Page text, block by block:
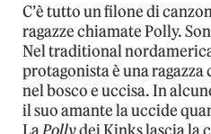
C’è tutto un filone di
ragazze chiamate Polly.
Nel traditional
protagonista è una
nel bosco e uccisa. In
il suo amante la uccide
LaPollydei Kinks lascia la